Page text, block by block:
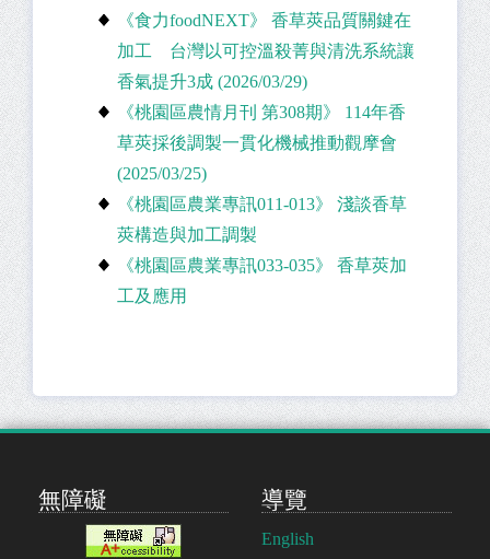
《食力foodNEXT》 香草莢品質關鍵在
加工 台灣以可控溫殺菁與清洗系統讓
香氣提升3成 (2026/03/29)
《桃園區農情月刊 第308期》 114年香
草莢採後調製一貫化機械推動觀摩會
(2025/03/25)
《桃園區農業專訊011-013》 淺談香草
莢構造與加工調製
《桃園區農業專訊033-035》 香草莢加
工及應用
無障礙 導覽
English